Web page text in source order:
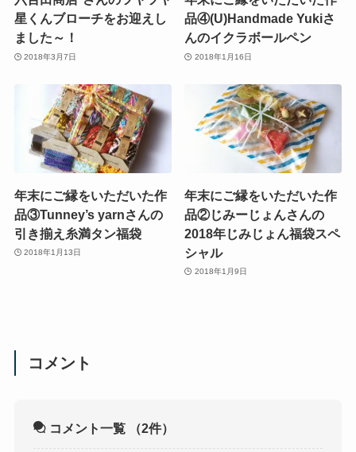
星くんブローチをお迎えし
ました～！
2018年3月7日
品④(U)Handmade Yukiさ
んのイクラボールペン
2018年1月16日
年末にご縁をいただいた作
品③Tunney’s yarnさんの
引き揃え糸満タン福袋
2018年1月13日
年末にご縁をいただいた作
品②じみーじょんさんの
2018年じみじょん福袋スペ
シャル
2018年1月9日
コメント
コメント一覧 （2件）